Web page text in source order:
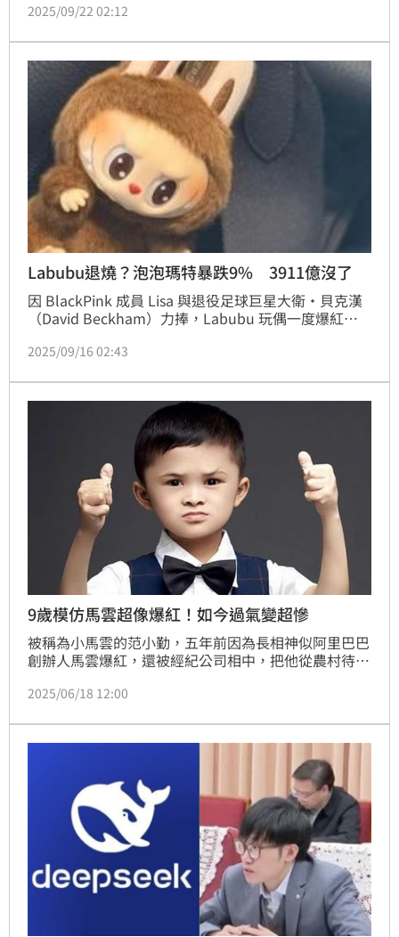
指已逼近輝達（NVIDIA）的降級版 H20，甚至獲得官
導，顯示其戰略地位非同小可。
2025/09/22 02:12
Labubu退燒？泡泡瑪特暴跌9% 3911億沒了
因 BlackPink 成員 Lisa 與退役足球巨星大衛・貝克漢
（David Beckham）力捧，Labubu 玩偶一度爆紅，
船高。然而，熱潮似乎逐漸退燒，該股 15 日在港股單
約 3,911 億元）。
2025/09/16 02:43
9歲模仿馬雲超像爆紅！如今過氣變超慘
被稱為小馬雲的范小勤，五年前因為長相神似阿里巴巴
創辦人馬雲爆紅，還被經紀公司相中，把他從農村待到
一直到范小勤因為過氣而被拋棄後，才發現他根本沒有
會。
2025/06/18 12:00